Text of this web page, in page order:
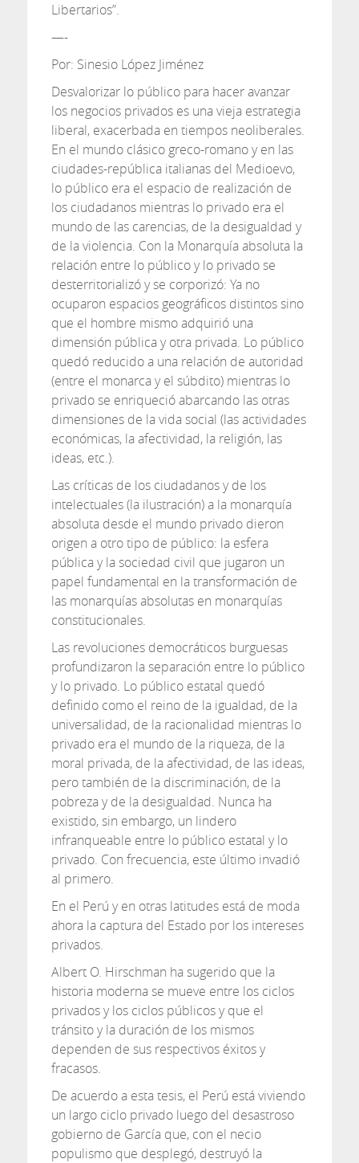
Libertarios”.
—-
Por: Sinesio López Jiménez
Desvalorizar lo público para hacer avanzar
los negocios privados es una vieja estrategia
liberal, exacerbada en tiempos neoliberales.
En el mundo clásico greco-romano y en las
ciudades-república italianas del Medioevo,
lo público era el espacio de realización de
los ciudadanos mientras lo privado era el
mundo de las carencias, de la desigualdad y
de la violencia. Con la Monarquía absoluta la
relación entre lo público y lo privado se
desterritorializó y se corporizó: Ya no
ocuparon espacios geográficos distintos sino
que el hombre mismo adquirió una
dimensión pública y otra privada. Lo público
quedó reducido a una relación de autoridad
(entre el monarca y el súbdito) mientras lo
privado se enriqueció abarcando las otras
dimensiones de la vida social (las actividades
económicas, la afectividad, la religión, las
ideas, etc.).
Las críticas de los ciudadanos y de los
intelectuales (la ilustración) a la monarquía
absoluta desde el mundo privado dieron
origen a otro tipo de público: la esfera
pública y la sociedad civil que jugaron un
papel fundamental en la transformación de
las monarquías absolutas en monarquías
constitucionales.
Las revoluciones democráticos burguesas
profundizaron la separación entre lo público
y lo privado. Lo público estatal quedó
definido como el reino de la igualdad, de la
universalidad, de la racionalidad mientras lo
privado era el mundo de la riqueza, de la
moral privada, de la afectividad, de las ideas,
pero también de la discriminación, de la
pobreza y de la desigualdad. Nunca ha
existido, sin embargo, un lindero
infranqueable entre lo público estatal y lo
privado. Con frecuencia, este último invadió
al primero.
En el Perú y en otras latitudes está de moda
ahora la captura del Estado por los intereses
privados.
Albert O. Hirschman ha sugerido que la
historia moderna se mueve entre los ciclos
privados y los ciclos públicos y que el
tránsito y la duración de los mismos
dependen de sus respectivos éxitos y
fracasos.
De acuerdo a esta tesis, el Perú está viviendo
un largo ciclo privado luego del desastroso
gobierno de García que, con el necio
populismo que desplegó, destruyó la